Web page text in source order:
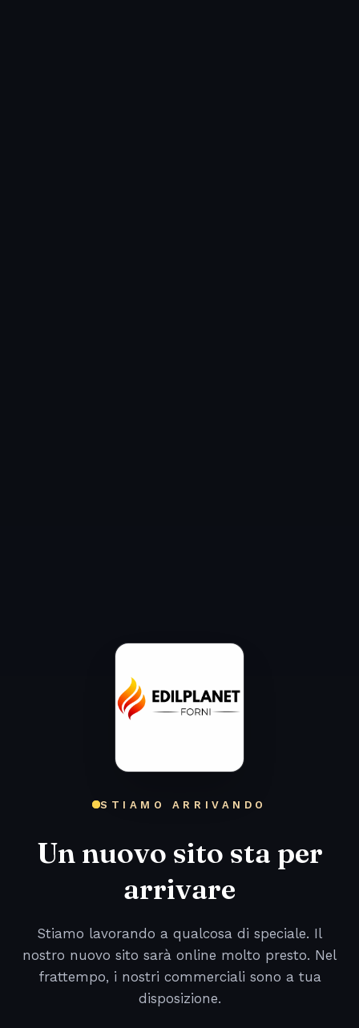
STIAMO ARRIVANDO
Un nuovo sito sta per
arrivare
Stiamo lavorando a qualcosa di speciale. Il
nostro nuovo sito sarà online molto presto. Nel
frattempo, i nostri commerciali sono a tua
disposizione.